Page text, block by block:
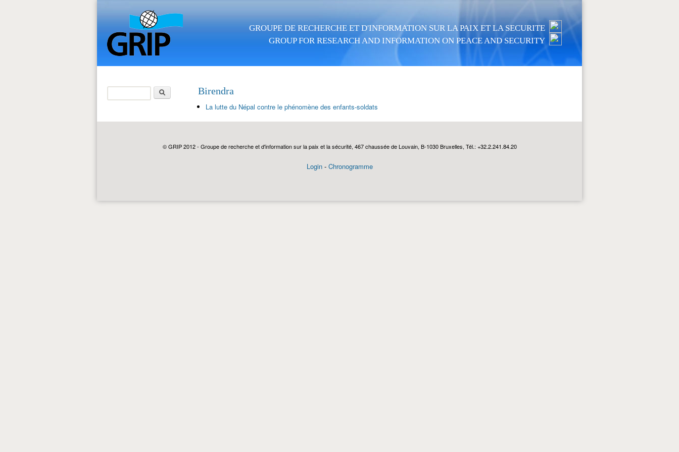
GROUPE DE RECHERCHE ET D'INFORMATION SUR LA PAIX ET LA SECURITE
GROUP FOR RESEARCH AND INFORMATION ON PEACE AND SECURITY
Birendra
La lutte du Népal contre le phénomène des enfants-soldats
Formulaire de
© GRIP 2012 - Groupe de recherche et d'information sur la paix et la sécurité, 467 chaussée de Louvain, B-1030 Bruxelles, Tél.: +32.2.241.84.20
Login- Chronogramme